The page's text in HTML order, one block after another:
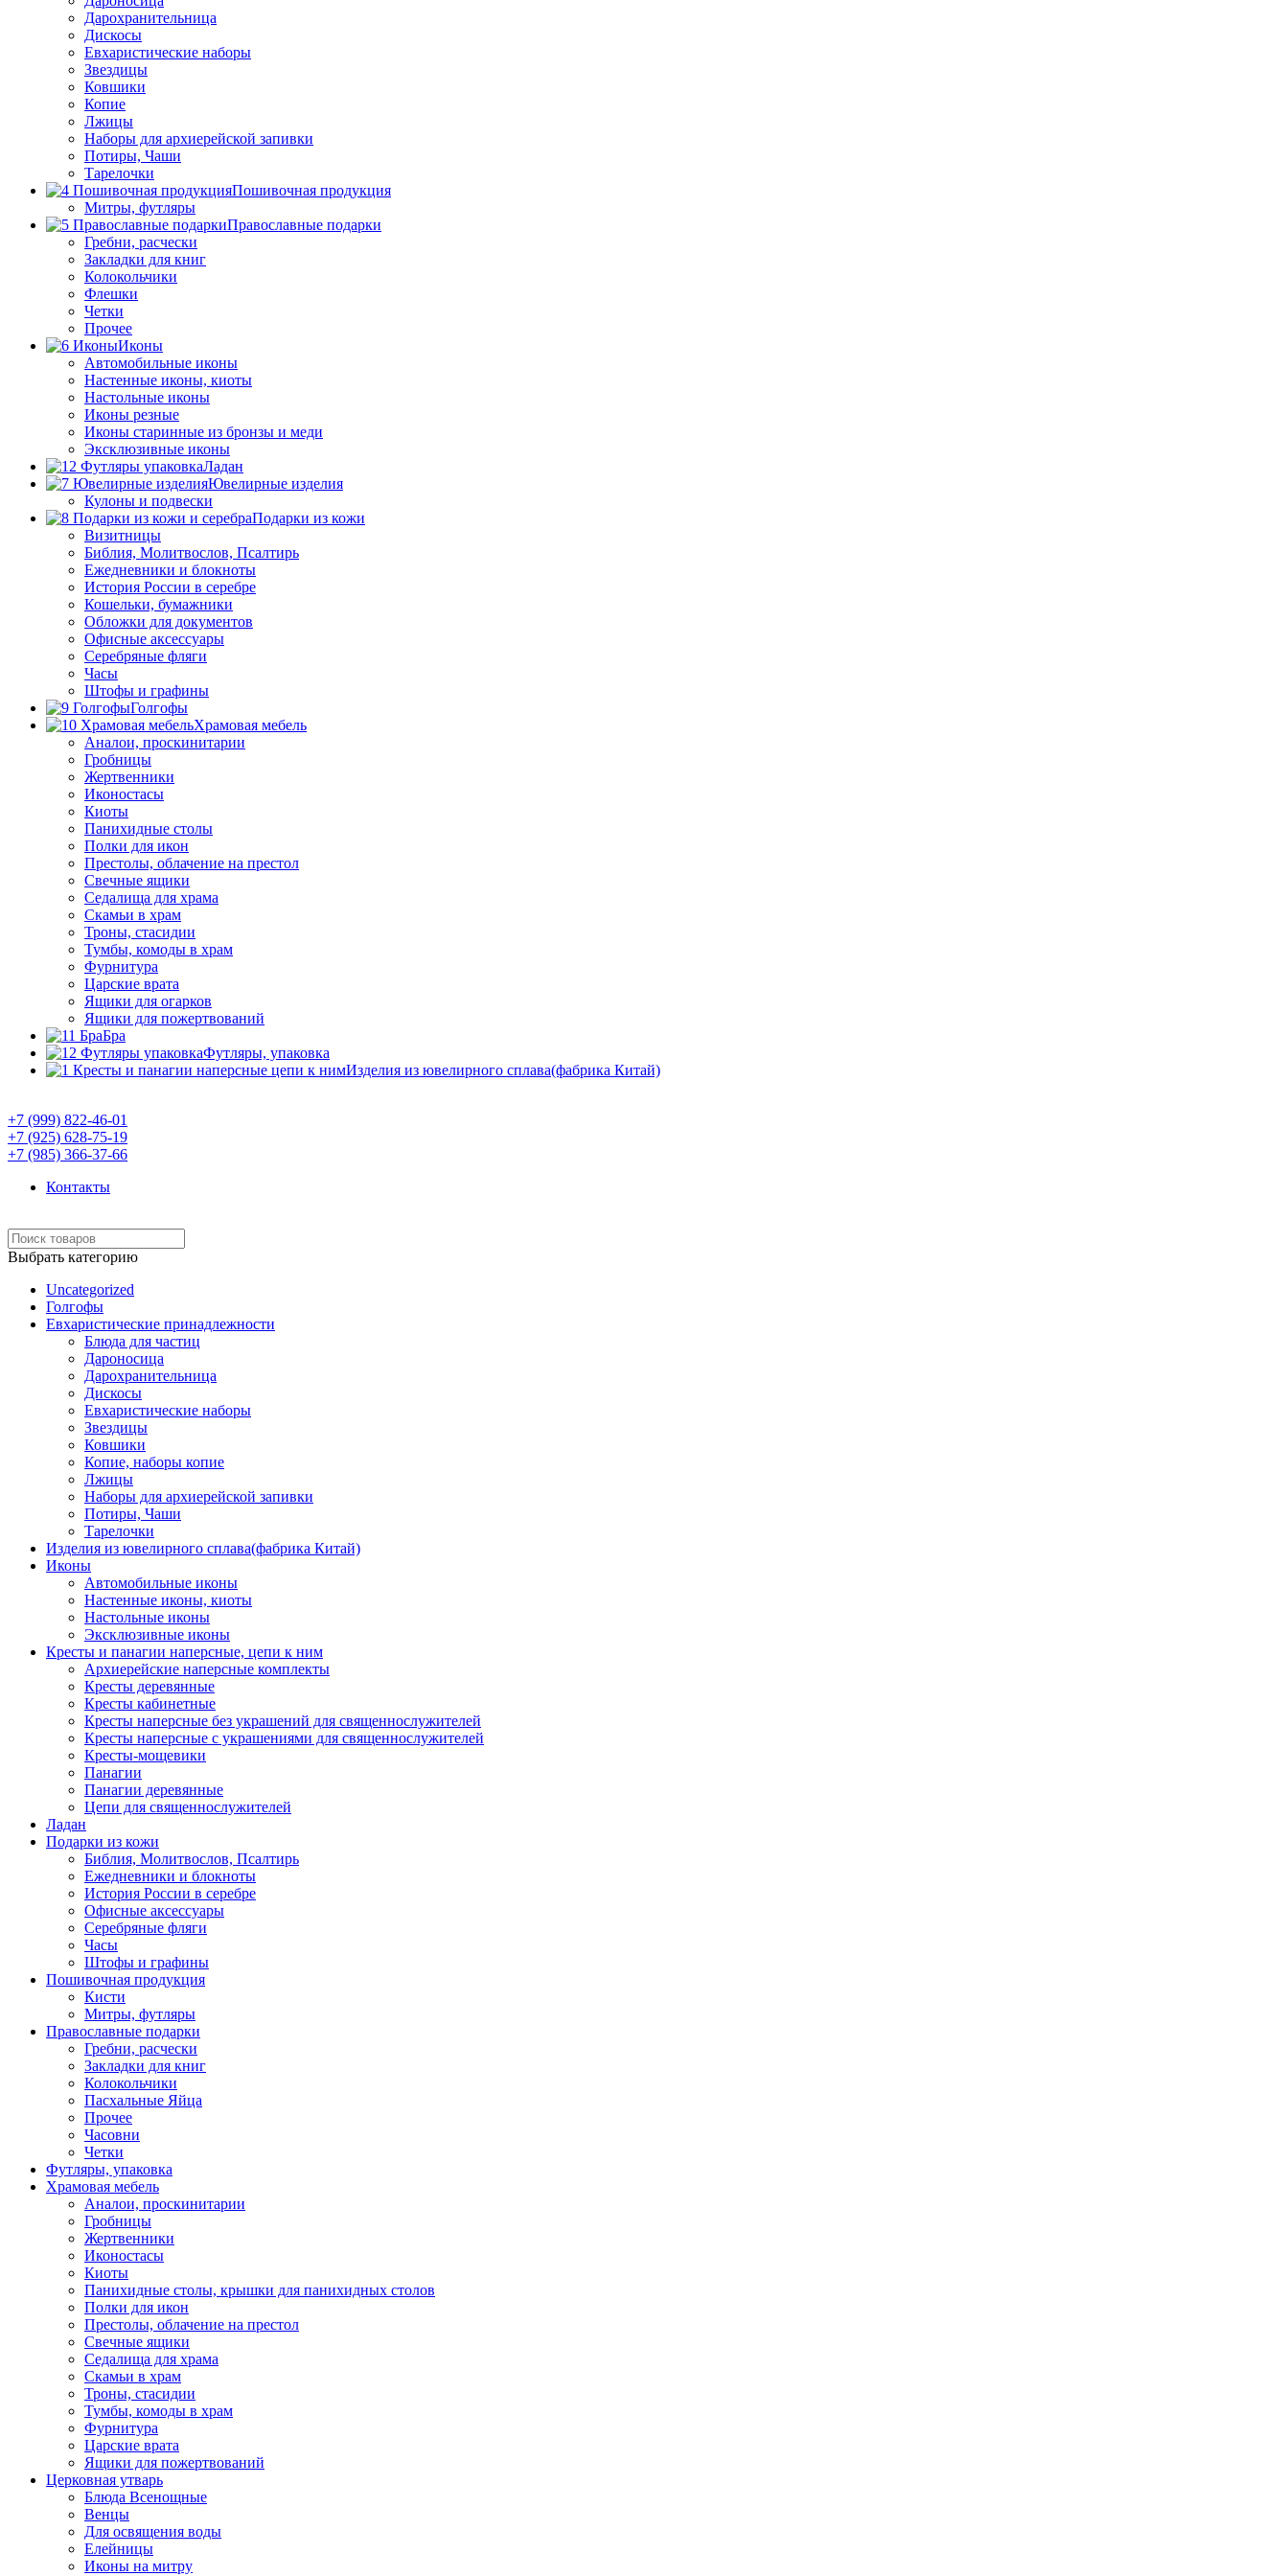
Дарохранительница
Дискосы
Евхаристические наборы
Звездицы
Ковшики
Копие
Лжицы
Наборы для архиерейской запивки
Потиры, Чаши
Тарелочки
Пошивочная продукция
Митры, футляры
Православные подарки
Гребни, расчески
Закладки для книг
Колокольчики
Флешки
Четки
Прочее
Иконы
Автомобильные иконы
Настенные иконы, киоты
Настольные иконы
Иконы резные
Иконы старинные из бронзы и меди
Эксклюзивные иконы
Ладан
Ювелирные изделия
Кулоны и подвески
Подарки из кожи
Визитницы
Библия, Молитвослов, Псалтирь
Ежедневники и блокноты
История России в серебре
Кошельки, бумажники
Обложки для документов
Офисные аксессуары
Серебряные фляги
Часы
Штофы и графины
Голгофы
Храмовая мебель
Аналои, проскинитарии
Гробницы
Жертвенники
Иконостасы
Киоты
Панихидные столы
Полки для икон
Престолы, облачение на престол
Свечные ящики
Седалища для храма
Скамьи в храм
Троны, стасидии
Тумбы, комоды в храм
Фурнитура
Царские врата
Ящики для огарков
Ящики для пожертвований
Бра
Футляры, упаковка
Изделия из ювелирного сплава(фабрика Китай)
+7 (999) 822-46-01
+7 (925) 628-75-19
+7 (985) 366-37-66
Контакты
Выбрать категорию
Uncategorized
Голгофы
Евхаристические принадлежности
Блюда для частиц
Дароносица
Дарохранительница
Дискосы
Евхаристические наборы
Звездицы
Ковшики
Копие, наборы копие
Лжицы
Наборы для архиерейской запивки
Потиры, Чаши
Тарелочки
Изделия из ювелирного сплава(фабрика Китай)
Иконы
Автомобильные иконы
Настенные иконы, киоты
Настольные иконы
Эксклюзивные иконы
Кресты и панагии наперсные, цепи к ним
Архиерейские наперсные комплекты
Кресты деревянные
Кресты кабинетные
Кресты наперсные без украшений для священнослужителей
Кресты наперсные с украшениями для священнослужителей
Кресты-мощевики
Панагии
Панагии деревянные
Цепи для священнослужителей
Ладан
Подарки из кожи
Библия, Молитвослов, Псалтирь
Ежедневники и блокноты
История России в серебре
Офисные аксессуары
Серебряные фляги
Часы
Штофы и графины
Пошивочная продукция
Кисти
Митры, футляры
Православные подарки
Гребни, расчески
Закладки для книг
Колокольчики
Пасхальные Яйца
Прочее
Часовни
Четки
Футляры, упаковка
Храмовая мебель
Аналои, проскинитарии
Гробницы
Жертвенники
Иконостасы
Киоты
Панихидные столы, крышки для панихидных столов
Полки для икон
Престолы, облачение на престол
Свечные ящики
Седалища для храма
Скамьи в храм
Троны, стасидии
Тумбы, комоды в храм
Фурнитура
Царские врата
Ящики для пожертвований
Церковная утварь
Блюда Всенощные
Венцы
Для освящения воды
Елейницы
Иконы на митру